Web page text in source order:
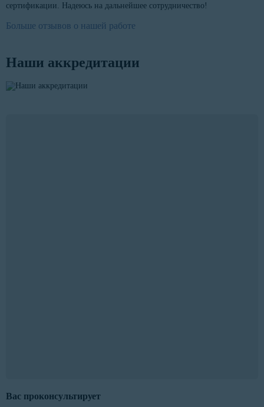
сертификации. Надеюсь на дальнейшее сотрудничество!
Больше отзывов о нашей работе
Наши аккредитации
Вас проконсультирует